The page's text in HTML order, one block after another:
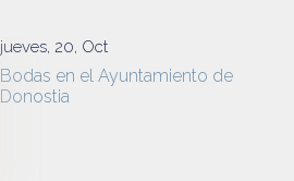
jueves, 20, Oct
Bodas en el Ayuntamiento de
Donostia